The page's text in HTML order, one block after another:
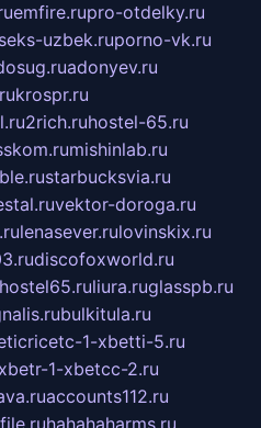
emfire.rupro-otdelky.ru
seks-uzbek.ruporno-vk.ru
adonyev.ru
krospr.ru
2rich.ruhostel-65.ru
mishinlab.ru
starbucksvia.ru
vektor-doroga.ru
lenasever.rulovinskix.ru
discofoxworld.ru
hostel65.ruliura.ruglasspb.ru
bulkitula.ru
1-xbetti-5.ru
1-xbetcc-2.ru
accounts112.ru